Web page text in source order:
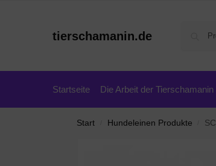
tierschamanin.de
Startseite Die Arbeit der Tierschamanin
Start Hundeleinen Produkte